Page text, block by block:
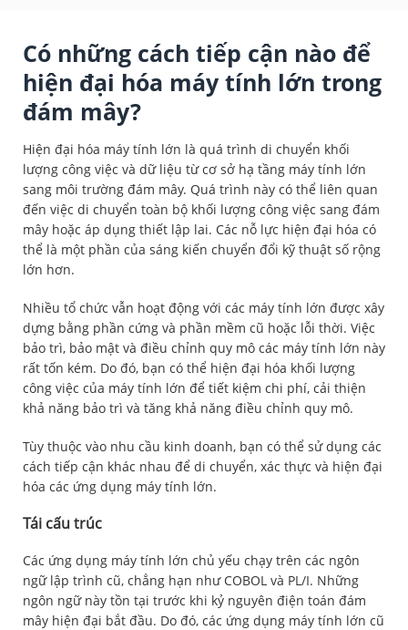
Có những cách tiếp cận nào để
hiện đại hóa máy tính lớn trong
đám mây?
Hiện đại hóa máy tính lớn là quá trình di chuyển khối
lượng công việc và dữ liệu từ cơ sở hạ tầng máy tính lớn
sang môi trường đám mây. Quá trình này có thể liên quan
đến việc di chuyển toàn bộ khối lượng công việc sang đám
mây hoặc áp dụng thiết lập lai. Các nỗ lực hiện đại hóa có
thể là một phần của sáng kiến chuyển đổi kỹ thuật số rộng
lớn hơn.
Nhiều tổ chức vẫn hoạt động với các máy tính lớn được xây
dựng bằng phần cứng và phần mềm cũ hoặc lỗi thời. Việc
bảo trì, bảo mật và điều chỉnh quy mô các máy tính lớn này
rất tốn kém. Do đó, bạn có thể hiện đại hóa khối lượng
công việc của máy tính lớn để tiết kiệm chi phí, cải thiện
khả năng bảo trì và tăng khả năng điều chỉnh quy mô.
Tùy thuộc vào nhu cầu kinh doanh, bạn có thể sử dụng các
cách tiếp cận khác nhau để di chuyển, xác thực và hiện đại
hóa các ứng dụng máy tính lớn.
Tái cấu trúc
Các ứng dụng máy tính lớn chủ yếu chạy trên các ngôn
ngữ lập trình cũ, chẳng hạn như COBOL và PL/I. Những
ngôn ngữ này tồn tại trước khi kỷ nguyên điện toán đám
mây hiện đại bắt đầu. Do đó, các ứng dụng máy tính lớn cũ